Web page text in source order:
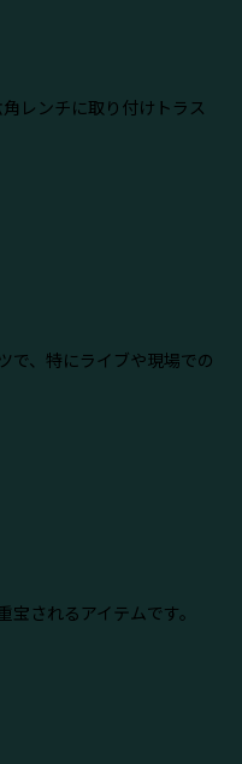
レンチに取り付けトラス
で、特にライブや現場での
されるアイテムです。